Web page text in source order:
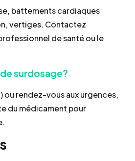
battements cardiaques
vertiges. Contactez
de santé ou le
surdosage?
ou rendez-vous aux urgences,
du médicament pour